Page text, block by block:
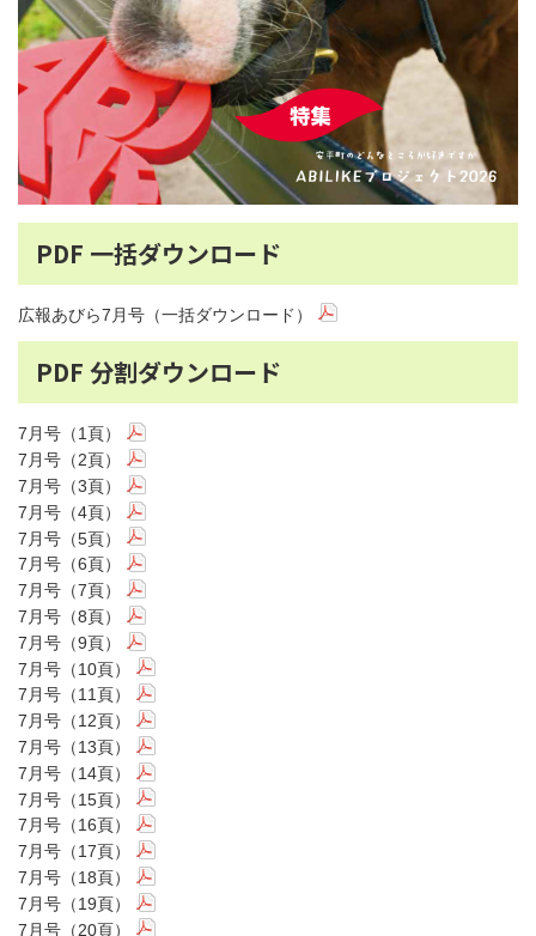
PDF 一括ダウンロード
広報あびら7月号（一括ダウンロード）
PDF 分割ダウンロード
7月号（1頁）
7月号（2頁）
7月号（3頁）
7月号（4頁）
7月号（5頁）
7月号（6頁）
7月号（7頁）
7月号（8頁）
7月号（9頁）
7月号（10頁）
7月号（11頁）
7月号（12頁）
7月号（13頁）
7月号（14頁）
7月号（15頁）
7月号（16頁）
7月号（17頁）
7月号（18頁）
7月号（19頁）
7月号（20頁）